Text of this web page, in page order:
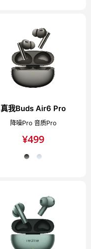
真我Buds Air6 Pro
降噪Pro 音质Pro
¥499